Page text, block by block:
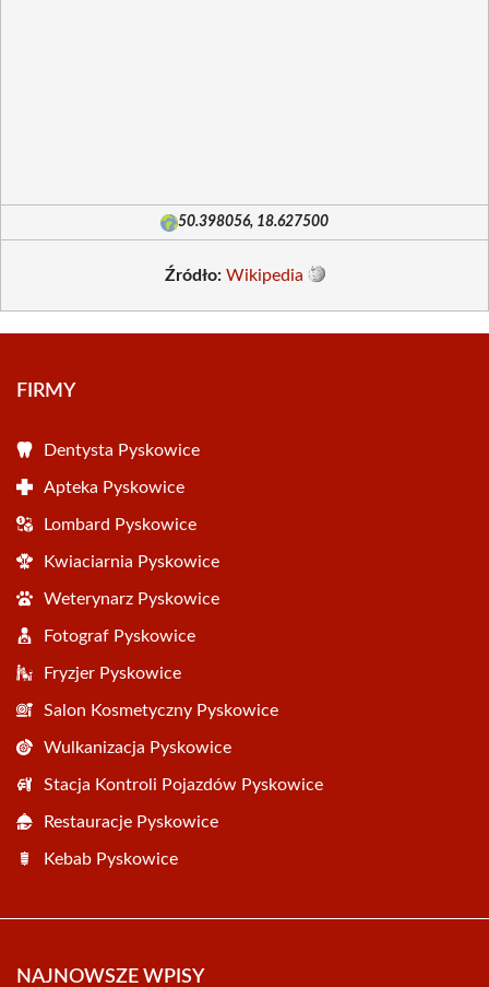
50.398056, 18.627500
Źródło: Wikipedia
FIRMY
Dentysta Pyskowice
Apteka Pyskowice
Lombard Pyskowice
Kwiaciarnia Pyskowice
Weterynarz Pyskowice
Fotograf Pyskowice
Fryzjer Pyskowice
Salon Kosmetyczny Pyskowice
Wulkanizacja Pyskowice
Stacja Kontroli Pojazdów Pyskowice
Restauracje Pyskowice
Kebab Pyskowice
NAJNOWSZE WPISY